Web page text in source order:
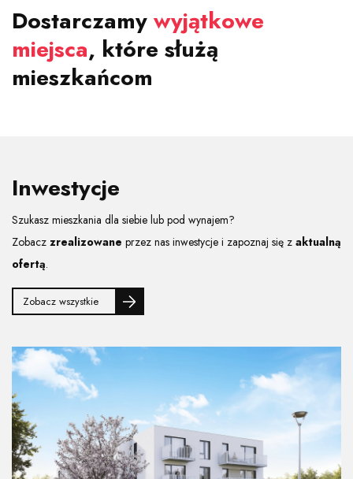
Dostarczamywyjątkowe
miejsca, które służą
mieszkańcom
Inwestycje
Szukasz mieszkania dla siebie lub pod wynajem?
Zobacz zrealizowane przez nas inwestycje i zapoznaj się z aktualną
ofertą.
Zobacz wszystkie